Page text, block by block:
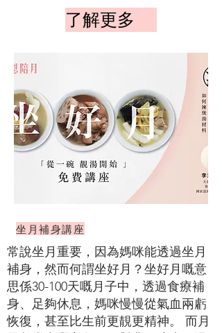
了解更多
坐月補身講座
常說坐月重要，因為媽咪能透過坐月
補身，然而何謂坐好月？坐好月嘅意
思係30-100天嘅月子中，透過食療補
身、足夠休息，媽咪慢慢從氣血兩虧
恢復，甚至比生前更靚更精神。 而月